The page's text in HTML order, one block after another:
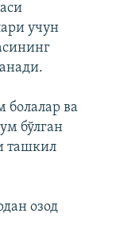
учун
болалар ва
бўлган
ташкил
озод